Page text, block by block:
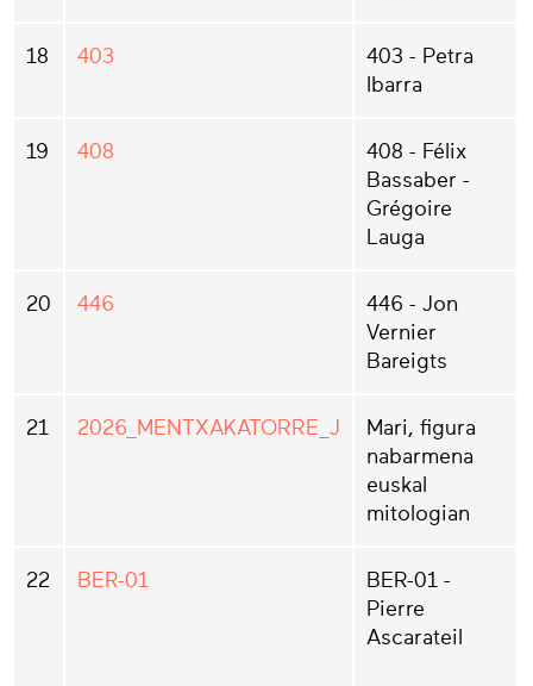
18 403
403 - Petra
Ibarra
19 408
408 - Félix
Bassaber -
Grégoire
Lauga
20 446
446 - Jon
Vernier
Bareigts
21 2026_MENTXAKATORRE_J
Mari, figura
nabarmena
euskal
mitologian
22 BER-01
BER-01 -
Pierre
Ascarateil